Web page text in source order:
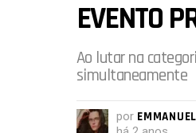
EVENTO
Ao lutar na
simultaneamente
por